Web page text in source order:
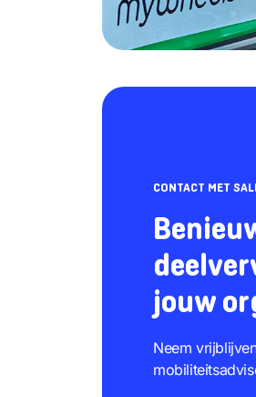
CONTACT MET
jouw
Neem